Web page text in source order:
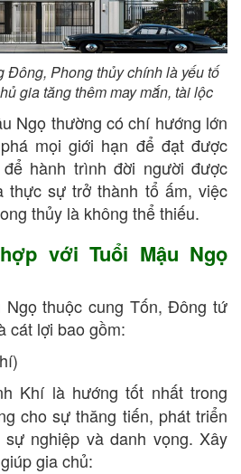
Đông, Phong thủy chính là yếu tố
gia tăng thêm may mắn, tài lộc
Ngọ thường có chí hướng lớn
mọi giới hạn để đạt được
hành trình đời người được
thực sự trở thành tổ ấm, việc
thủy là không thể thiếu.
với Tuổi Mậu Ngọ
Ngọ thuộc cung Tốn, Đông tứ
cát lợi bao gồm:
Khí là hướng tốt nhất trong
cho sự thăng tiến, phát triển
nghiệp và danh vọng. Xây
gia chủ: